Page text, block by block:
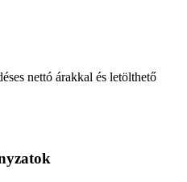
nettó árakkal és letölthető